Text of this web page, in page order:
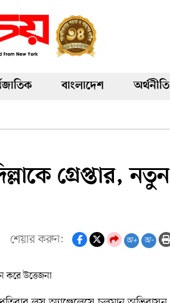
বাংলাদেশ অর্থনীতি
গ্রেপ্তার, নতুন
শেয়ার করুন: অ+ অ-